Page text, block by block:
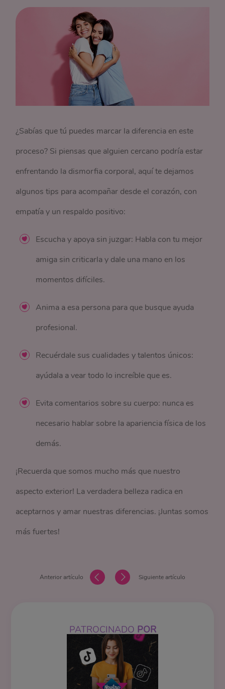
¿Sabías que tú puedes marcar la diferencia en este
proceso? Si piensas que alguien cercano podría estar
enfrentando la dismorfia corporal, aquí te dejamos
algunos tips para acompañar desde el corazón, con
empatía y un respaldo positivo:
Escucha y apoya sin juzgar: Habla con tu mejor
amiga sin criticarla y dale una mano en los
momentos difíciles.
Anima a esa persona para que busque ayuda
profesional.
Recuérdale sus cualidades y talentos únicos:
ayúdala a vear todo lo increíble que es.
Evita comentarios sobre su cuerpo: nunca es
necesario hablar sobre la apariencia física de los
demás.
¡Recuerda que somos mucho más que nuestro
aspecto exterior! La verdadera belleza radica en
aceptarnos y amar nuestras diferencias. ¡Juntas somos
más fuertes!
Anterior artículo Siguiente artículo
PATROCINADO POR